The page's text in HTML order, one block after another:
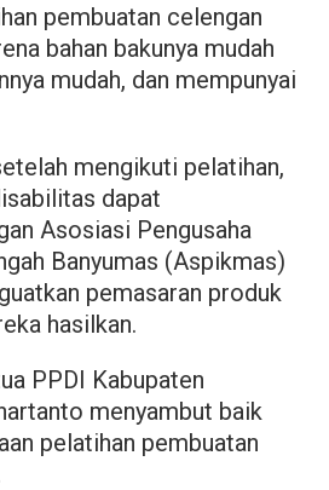
pembuatan celengan
bahan bakunya mudah
mudah, dan mempunyai
mengikuti pelatihan,
dapat
Asosiasi Pengusaha
Banyumas (Aspikmas)
pemasaran produk
hasilkan.
PPDI Kabupaten
menyambut baik
pelatihan pembuatan